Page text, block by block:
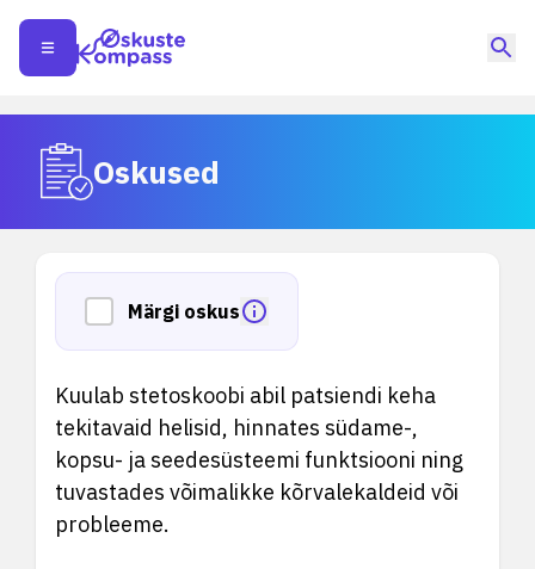
Oskused
Märgi oskus
Kuulab stetoskoobi abil patsiendi keha
tekitavaid helisid, hinnates südame-,
kopsu- ja seedesüsteemi funktsiooni ning
tuvastades võimalikke kõrvalekaldeid või
probleeme.